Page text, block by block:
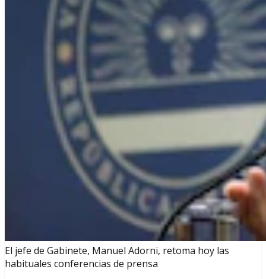
El jefe de Gabinete, Manuel Adorni, retoma hoy las
habituales conferencias de prensa